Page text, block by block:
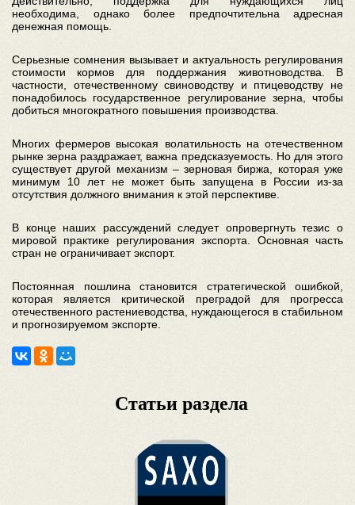
необходима, однако более предпочтительна адресная
денежная помощь.
Серьезные сомнения вызывает и актуальность регулирования
стоимости кормов для поддержания животноводства. В
частности, отечественному свиноводству и птицеводству не
понадобилось государственное регулирование зерна, чтобы
добиться многократного повышения производства.
Многих фермеров высокая волатильность на отечественном
рынке зерна раздражает, важна предсказуемость. Но для этого
существует другой механизм – зерновая биржа, которая уже
минимум 10 лет не может быть запущена в России из-за
отсутствия должного внимания к этой перспективе.
В конце наших рассуждений следует опровергнуть тезис о
мировой практике регулирования экспорта. Основная часть
стран не ограничивает экспорт.
Постоянная пошлина становится стратегической ошибкой,
которая является критической преградой для прогресса
отечественного растениеводства, нуждающегося в стабильном
и прогнозируемом экспорте.
Статьи раздела